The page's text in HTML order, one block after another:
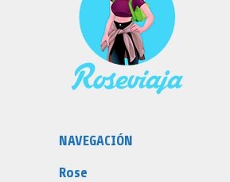
NAVEGACIÓN
Rose